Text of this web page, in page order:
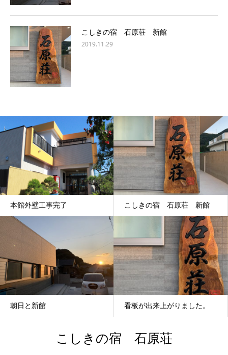
こしきの宿 石原荘 新館
2019.11.29
本館外壁工事完了 こしきの宿 石原荘 新館
朝日と新館 看板が出来上がりました。
こしきの宿 石原荘